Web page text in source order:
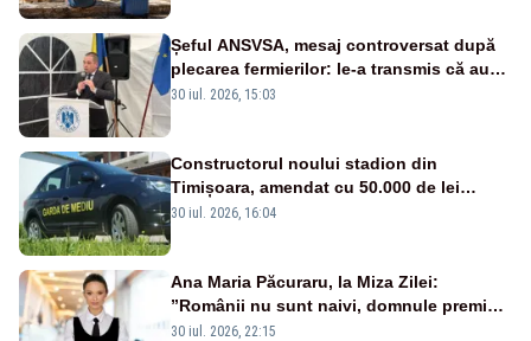
Șeful ANSVSA, mesaj controversat după
plecarea fermierilor: le-a transmis că au
fost dezinformați și că nu-și dă demisia
30 iul. 2026, 15:03
Constructorul noului stadion din
Timișoara, amendat cu 50.000 de lei
pentru peste 700 de tone de deșeuri
30 iul. 2026, 16:04
Ana Maria Păcuraru, la Miza Zilei:
”Românii nu sunt naivi, domnule premier
Bolojan”
30 iul. 2026, 22:15